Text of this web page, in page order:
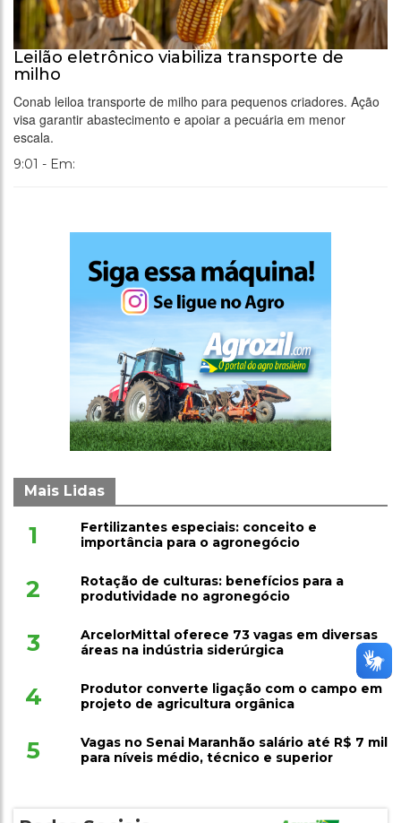
Leilão eletrônico viabiliza transporte de
milho
Conab leiloa transporte de milho para pequenos criadores. Ação
visa garantir abastecimento e apoiar a pecuária em menor
escala.
9:01 - Em:
Mais Lidas
1
Fertilizantes especiais: conceito e
importância para o agronegócio
2
Rotação de culturas: benefícios para a
produtividade no agronegócio
3
ArcelorMittal oferece 73 vagas em diversas
áreas na indústria siderúrgica
4
Produtor converte ligação com o campo em
projeto de agricultura orgânica
5
Vagas no Senai Maranhão salário até R$ 7 mil
para níveis médio, técnico e superior